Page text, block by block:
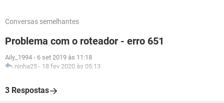
Conversas semelhantes
Problema com o roteador - erro 651
Aily_1994 - 6 set 2019 às 11:18
ninha25 - 18 fev 2020 às 05:13
3 Respostas